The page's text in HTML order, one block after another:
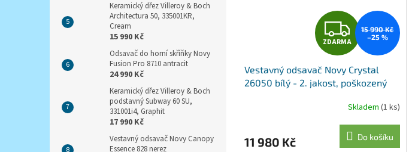
Keramický dřez Villeroy & Boch
Architectura 50, 335001KR,
Cream
15 990 Kč
Odsavač do horní skříňky Novy
Fusion Pro 8710 antracit
24 990 Kč
Keramický dřez Villeroy & Boch
podstavný Subway 60 SU,
331001i4, Graphit
17 990 Kč
Vestavný odsavač Novy Canopy
Essence 828 nerez
Z
D
A
R
M
ZDARMA
15 990 Kč
–25 %
Vestavný odsavač Novy Crystal
26050 bílý - 2. jakost, poškozený
Skladem (1 ks)
11 980 Kč Do košíku